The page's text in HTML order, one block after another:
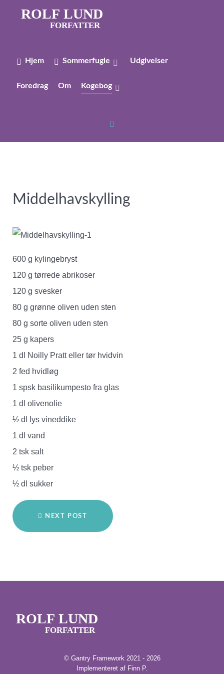
ROLF LUND
FORFATTER
Hjem Sommerfugle Udgivelser
Foredrag Om Kogebog
Middelhavskylling
600 g kylingebryst
120 g tørrede abrikoser
120 g svesker
80 g grønne oliven uden sten
80 g sorte oliven uden sten
25 g kapers
1 dl Noilly Pratt eller tør hvidvin
2 fed hvidløg
1 spsk basilikumpesto fra glas
1 dl olivenolie
½ dl lys vineddike
1 dl vand
2 tsk salt
½ tsk peber
½ dl sukker
NEXT POST
ROLF LUND
FORFATTER
© Gantry Framework 2021 - 2026
Implementeret af Finn P.